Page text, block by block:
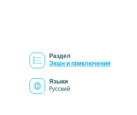
Раздел
Экшн и приключения
Языки
Pусский